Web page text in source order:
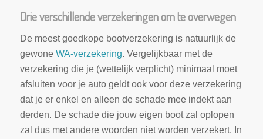
Drie verschillende verzekeringen om te overwegen
De meest goedkope bootverzekering is natuurlijk de
gewone WA-verzekering. Vergelijkbaar met de
verzekering die je (wettelijk verplicht) minimaal moet
afsluiten voor je auto geldt ook voor deze verzekering
dat je er enkel en alleen de schade mee indekt aan
derden. De schade die jouw eigen boot zal oplopen
zal dus met andere woorden niet worden verzekert. In